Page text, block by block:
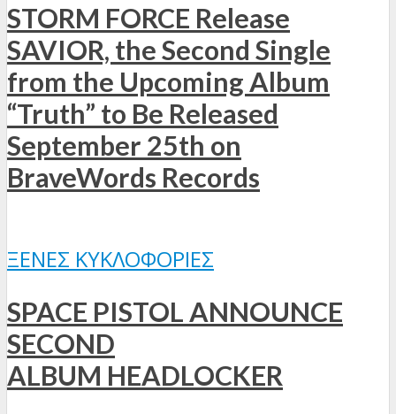
STORM FORCE Release
SAVIOR, the Second Single
from the Upcoming Album
“Truth” to Be Released
September 25th on
BraveWords Records
ΞΈΝΕΣ ΚΥΚΛΟΦΟΡΊΕΣ
SPACE PISTOL ANNOUNCE
SECOND
ALBUM HEADLOCKER